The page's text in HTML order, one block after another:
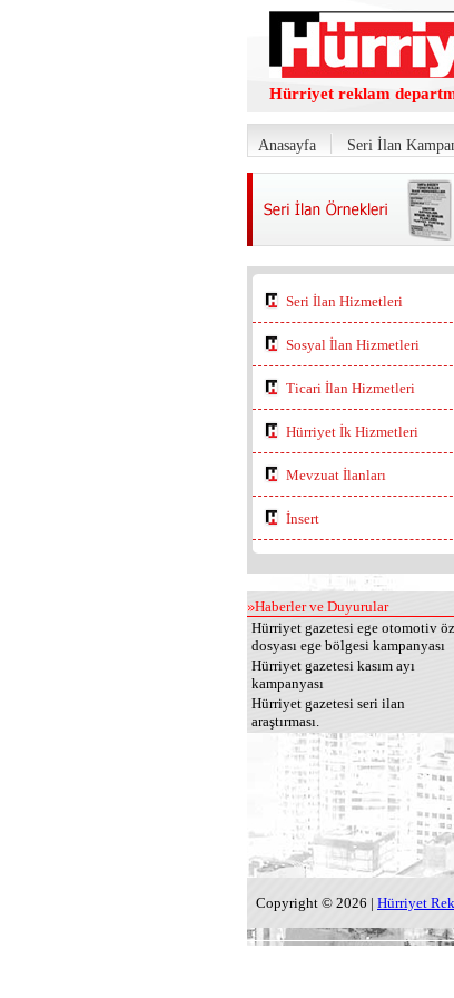
Hürriyet reklam
Anasayfa Seri İlan
Seri İlan Hizmetleri
Sosyal İlan Hizmetleri
Ticari İlan Hizmetleri
Hürriyet İk Hizmetleri
Mevzuat İlanları
İnsert
Haberler ve Duyurular
Hürriyet gazetesi ege otomotiv
dosyası ege bölgesi kampanyası
Hürriyet gazetesi kasım ayı
kampanyası
Hürriyet gazetesi seri ilan
araştırması.
Copyright © 2026 | Hürriyet